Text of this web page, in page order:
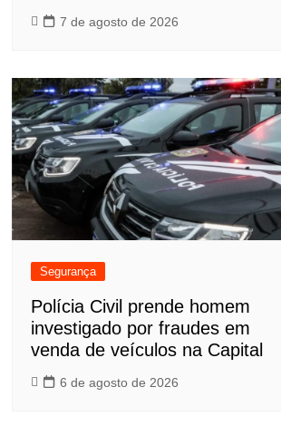
7 de agosto de 2026
Segurança
Polícia Civil prende homem
investigado por fraudes em
venda de veículos na Capital
6 de agosto de 2026